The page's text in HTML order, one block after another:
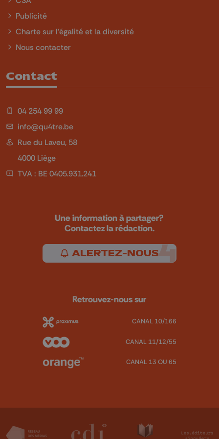
Publicité
Charte sur l'égalité et la diversité
Nous contacter
Contact
04 254 99 99
info@qu4tre.be
Rue du Laveu, 58
4000 Liège
TVA : BE 0405.931.241
Une information à partager?
Contactez la rédaction.
ALERTEZ-NOUS
Retrouvez-nous sur
CANAL 10/166
CANAL 11/12/55
CANAL 13 OU 65